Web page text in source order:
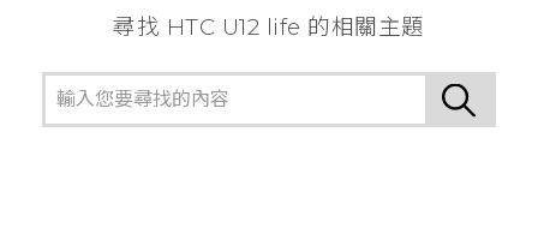
尋找 HTC U12 life 的相關主題